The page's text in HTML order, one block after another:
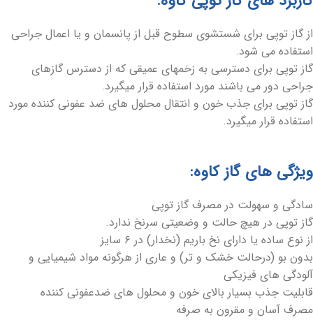
از گاز توپی برای شستشوی سطوح قبل از پانسمان و یا اعمال جراحی
استفاده می شود.
گاز توپی برای دسترسی به زخمهای عمیقی که از دسترس گازهای
جراحی دور می باشند مورد استفاده قرار میگیرد.
گاز توپی برای جذب خون و انتقال محلول های ضد عفونی کننده مورد
استفاده قرار میگیرد.
ویژگی های گاز کاوه:
سادگی و سهولت در مصرف گاز توپی
گاز توپی در هیچ حالت و وضعیتی سرنخ ندارد.
از نوع ساده یا دارای نخ باریم (نخدار) در ۶ سایز
بدون بو (درحالت خشک و تر) و عاری از هرگونه مواد شیمیایی و
آلودگی های فیزیکی
قابلیت جذب بسیار بالای خون و محلول های ضدعفونی کننده
مصرف آسان و مقرون به صرفه